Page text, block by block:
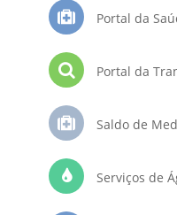
Portal da
Portal da
Saldo de
Serviços de